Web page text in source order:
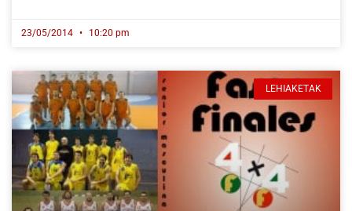
23/05/2014 10:20 pm
LEHIAKETAK